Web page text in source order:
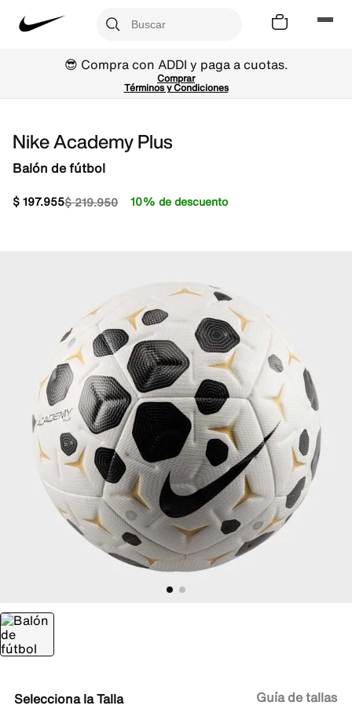
😎 Compra con ADDI y paga a cuotas.
Comprar
Términos y Condiciones
Nike Academy Plus
Balón de fútbol
$219.950
$197.955 10% de descuento
Talla Guía de tallas